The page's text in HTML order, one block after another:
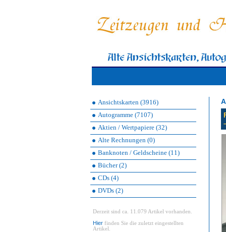
Ansichtskarten (3916)
Autogramme (7107)
Aktien / Wertpapiere (32)
Alte Rechnungen (0)
Banknoten / Geldscheine (11)
Bücher (2)
CDs (4)
DVDs (2)
Derzeit sind ca. 11.079 Artikel vorhanden.
Hier finden Sie die zuletzt eingestellten
Artikel.